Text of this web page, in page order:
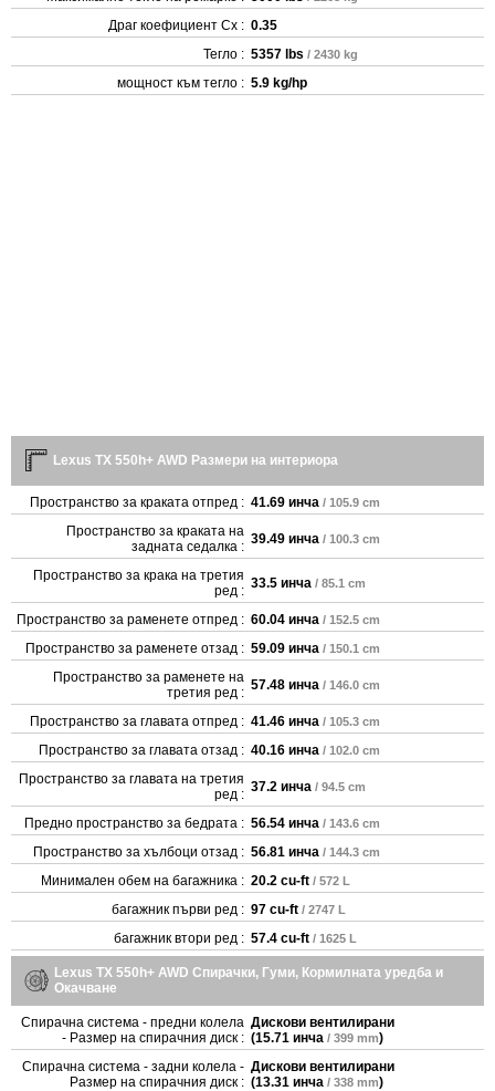
Драг коефициент Cx : 0.35
Тегло : 5357 lbs / 2430 kg
мощност към тегло : 5.9 kg/hp
Lexus TX 550h+ AWD Размери на интериора
Пространство за краката отпред : 41.69 инча / 105.9 cm
Пространство за краката на
задната седалка : 39.49 инча / 100.3 cm
Пространство за крака на третия
ред : 33.5 инча / 85.1 cm
Пространство за раменете отпред : 60.04 инча / 152.5 cm
Пространство за раменете отзад : 59.09 инча / 150.1 cm
Пространство за раменете на
третия ред : 57.48 инча / 146.0 cm
Пространство за главата отпред : 41.46 инча / 105.3 cm
Пространство за главата отзад : 40.16 инча / 102.0 cm
Пространство за главата на третия
ред : 37.2 инча / 94.5 cm
Предно пространство за бедрата : 56.54 инча / 143.6 cm
Пространство за хълбоци отзад : 56.81 инча / 144.3 cm
Минимален обем на багажника : 20.2 cu-ft / 572 L
багажник първи ред : 97 cu-ft / 2747 L
багажник втори ред : 57.4 cu-ft / 1625 L
Lexus TX 550h+ AWD Спирачки, Гуми, Кормилната уредба и
Окачване
Спирачна система - предни колела
- Размер на спирачния диск :
Дискови вентилирани
(15.71 инча / 399 mm)
Спирачна система - задни колела -
Размер на спирачния диск :
Дискови вентилирани
(13.31 инча / 338 mm)